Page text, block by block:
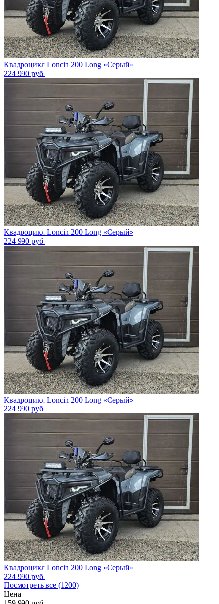
Квадроцикл Loncin 200 Long «Серый»
224 990 руб.
Квадроцикл Loncin 200 Long «Серый»
224 990 руб.
Квадроцикл Loncin 200 Long «Серый»
224 990 руб.
Квадроцикл Loncin 200 Long «Серый»
224 990 руб.
Посмотреть все (1200)
Цена